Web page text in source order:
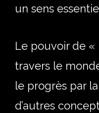
un sens
Le pouvoir de «
travers le
le progrès par la
d’autres